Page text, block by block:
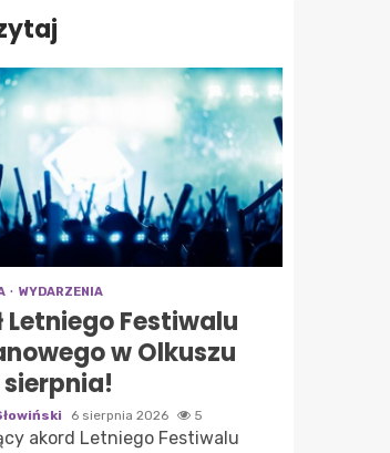
WYDARZENIA
Letniego Festiwalu
w Olkuszu
sierpnia!
6 sierpnia 2026 5
akord Letniego Festiwalu